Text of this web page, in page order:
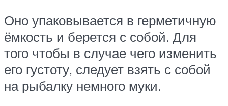
Оно упаковывается в герметичную
ёмкость и берется с собой. Для
того чтобы в случае чего изменить
его густоту, следует взять с собой
на рыбалку немного муки.